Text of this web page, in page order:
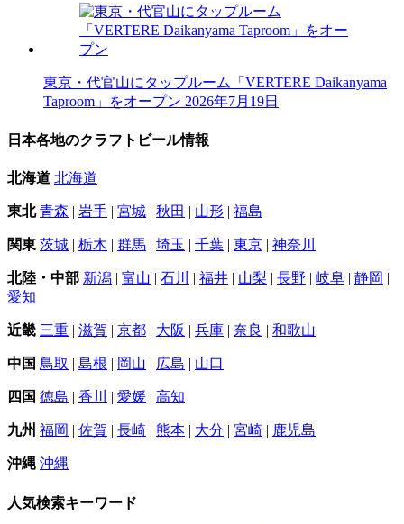
東京・代官山にタップルーム「VERTERE Daikanyama
Taproom」をオープン 2026年7月19日
日本各地のクラフトビール情報
北海道 北海道
東北 青森 | 岩手 | 宮城 | 秋田 | 山形 | 福島
関東 茨城 | 栃木 | 群馬 | 埼玉 | 千葉 | 東京 | 神奈川
北陸・中部 新潟 | 富山 | 石川 | 福井 | 山梨 | 長野 | 岐阜 | 静岡 |
愛知
近畿 三重 | 滋賀 | 京都 | 大阪 | 兵庫 | 奈良 | 和歌山
中国 鳥取 | 島根 | 岡山 | 広島 | 山口
四国 徳島 | 香川 | 愛媛 | 高知
九州 福岡 | 佐賀 | 長崎 | 熊本 | 大分 | 宮崎 | 鹿児島
沖縄 沖縄
人気検索キーワード